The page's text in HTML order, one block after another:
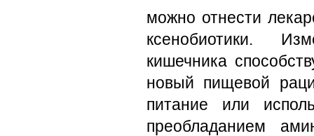
можно отнести
ксенобиотики.
кишечника
новый пищевой
питание или
преобладанием